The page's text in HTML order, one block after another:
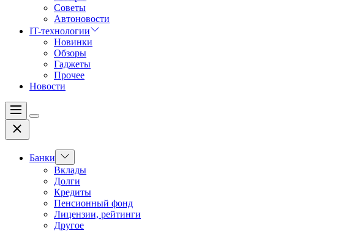
Советы
Автоновости
IT-технологии
Новинки
Обзоры
Гаджеты
Прочее
Новости
Меню
Цвет
Закрыть
Банки
Показать
подменю
Вклады
Долги
Кредиты
Пенсионный фонд
Лицензии, рейтинги
Другое